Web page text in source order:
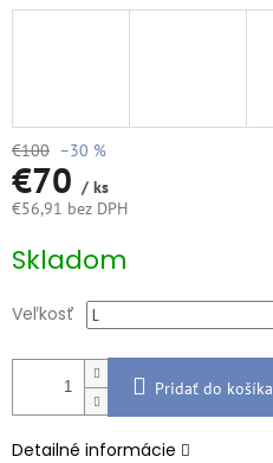
€100 –30 %
€70 / ks
€56,91 bez DPH
cena:
Skladom
Veľkosť
Pridať do košíka
Detailné informácie